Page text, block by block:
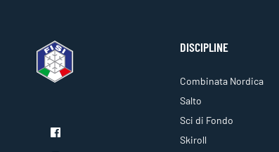
DISCIPLINE
Combinata Nordica
Salto
Sci di Fondo
Skiroll